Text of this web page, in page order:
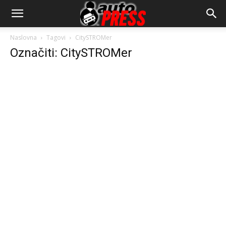
AutopressHR
Naslovna Tagovi CitySTROMer
Označiti: CitySTROMer